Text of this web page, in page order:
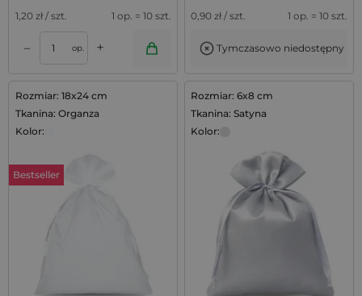
1,20 zł / szt. 1 op. = 10 szt.
– op. +
0,90 zł / szt. 1 op. = 10 szt.
Tymczasowo niedostępny
Rozmiar: 18x24 cm
Tkanina: Organza
Kolor:
Bestseller
Rozmiar: 6x8 cm
Tkanina: Satyna
Kolor: